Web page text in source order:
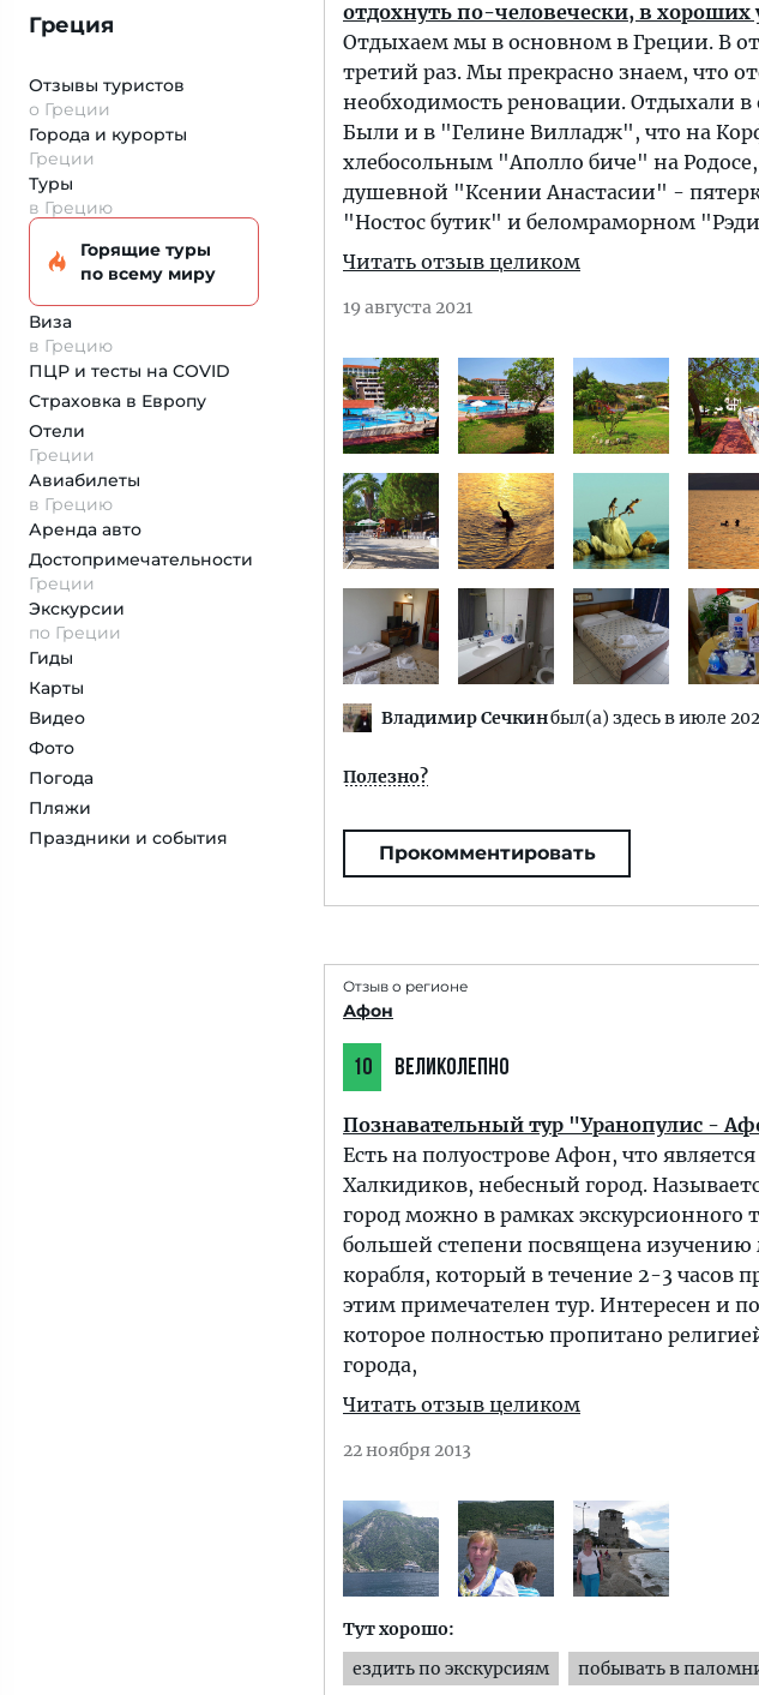
Греция
Отзывы туристов
о Греции
Города и курорты
Греции
Туры
в Грецию
Горящие туры
по всему миру
Виза
в Грецию
ПЦР и тесты на COVID
Страховка в Европу
Отели
Греции
Авиабилеты
в Грецию
Аренда авто
Достопримеча­тельности
Греции
Экскурсии
по Греции
Гиды
Карты
Видео
Фото
Погода
Пляжи
Праздники и события
отдохнуть по-человечески, в хороших
Отдыхаем мы в основном в Греции. В
третий раз. Мы прекрасно знаем, что
необходимость реновации. Отдыхали в
Были и в "Гелине Вилладж", что на
хлебосольным "Аполло биче" на
душевной "Ксении Анастасии" -
"Ностос бутик" и беломраморном
Читать отзыв целиком
19 августа 2021
Владимир Сечкинбыл(а) здесь в июле
Полезно?
Прокомментировать
Отзыв о регионе
Афон
10 ВЕЛИКОЛЕПНО
Познавательный тур "Уранопулис -
Есть на полуострове Афон, что
Халкидиков, небесный город.
город можно в рамках экскурсионного
большей степени посвящена изучению
корабля, который в течение 2-3 часов
этим примечателен тур. Интересен и
которое полностью пропитано
города,
Читать отзыв целиком
22 ноября 2013
Тут хорошо:
ездить по экскурсиям
побывать в